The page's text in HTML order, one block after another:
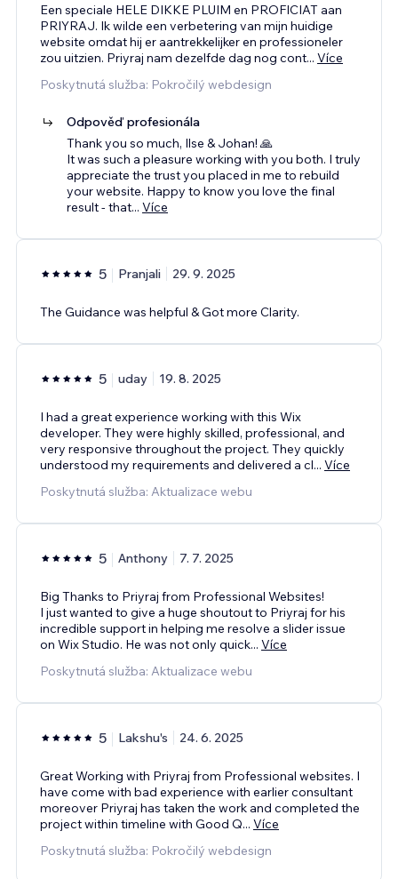
Een speciale HELE DIKKE PLUIM en PROFICIAT aan
PRIYRAJ. Ik wilde een verbetering van mijn huidige
website omdat hij er aantrekkelijker en professioneler
zou uitzien. Priyraj nam dezelfde dag nog cont... Více
Poskytnutá služba: Pokročilý webdesign
Odpověď profesionála
Thank you so much, Ilse & Johan! 🙏
It was such a pleasure working with you both. I truly
appreciate the trust you placed in me to rebuild
your website. Happy to know you love the final
result - that... Více
5 Pranjali 29. 9. 2025
The Guidance was helpful & Got more Clarity.
5 uday 19. 8. 2025
I had a great experience working with this Wix
developer. They were highly skilled, professional, and
very responsive throughout the project. They quickly
understood my requirements and delivered a cl... Více
Poskytnutá služba: Aktualizace webu
5 Anthony 7. 7. 2025
Big Thanks to Priyraj from Professional Websites!
I just wanted to give a huge shoutout to Priyraj for his
incredible support in helping me resolve a slider issue
on Wix Studio. He was not only quick... Více
Poskytnutá služba: Aktualizace webu
5 Lakshu's 24. 6. 2025
Great Working with Priyraj from Professional websites. I
have come with bad experience with earlier consultant
moreover Priyraj has taken the work and completed the
project within timeline with Good Q... Více
Poskytnutá služba: Pokročilý webdesign